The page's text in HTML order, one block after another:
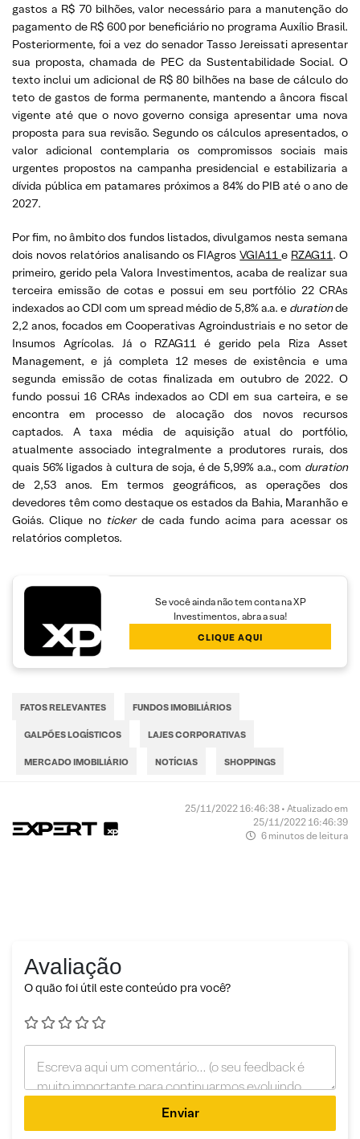
gastos a R$ 70 bilhões, valor necessário para a manutenção do
pagamento de R$ 600 por beneficiário no programa Auxílio Brasil.
Posteriormente, foi a vez do senador Tasso Jereissati apresentar
sua proposta, chamada de PEC da Sustentabilidade Social. O
texto inclui um adicional de R$ 80 bilhões na base de cálculo do
teto de gastos de forma permanente, mantendo a âncora fiscal
vigente até que o novo governo consiga apresentar uma nova
proposta para sua revisão. Segundo os cálculos apresentados, o
valor adicional contemplaria os compromissos sociais mais
urgentes propostos na campanha presidencial e estabilizaria a
dívida pública em patamares próximos a 84% do PIB até o ano de
2027.
Por fim, no âmbito dos fundos listados, divulgamos nesta semana
dois novos relatórios analisando os FIAgrosVGIA11e RZAG11. O
primeiro, gerido pela Valora Investimentos, acaba de realizar sua
terceira emissão de cotas e possui em seu portfólio 22 CRAs
indexados ao CDI com um spread médio de 5,8% a.a. e durationde
2,2 anos, focados em Cooperativas Agroindustriais e no setor de
Insumos Agrícolas. Já o RZAG11 é gerido pela Riza Asset
Management, e já completa 12 meses de existência e uma
segunda emissão de cotas finalizada em outubro de 2022. O
fundo possui 16 CRAs indexados ao CDI em sua carteira, e se
encontra em processo de alocação dos novos recursos
captados. A taxa média de aquisição atual do portfólio,
atualmente associado integralmente a produtores rurais, dos
quais 56% ligados à cultura de soja, é de 5,99% a.a., com duration
de 2,53 anos. Em termos geográficos, as operações dos
devedores têm como destaque os estados da Bahia, Maranhão e
Goiás. Clique no tickerde cada fundo acima para acessar os
relatórios completos.
Se você ainda não tem conta na XP
Investimentos, abra a sua!
CLIQUE AQUI
FATOS RELEVANTES FUNDOS IMOBILIÁRIOS
GALPÕES LOGÍSTICOS LAJES CORPORATIVAS
MERCADO IMOBILIÁRIO NOTÍCIAS SHOPPINGS
25/11/2022 16:46:38 • Atualizado em
25/11/2022 16:46:39
6 minutos de leitura
Avaliação
O quão foi útil este conteúdo pra você?
Enviar